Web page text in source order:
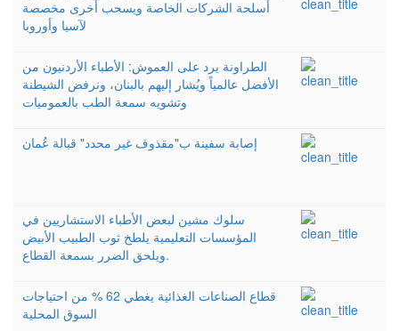
أسلحة الشركات الخاصة ويسحب أخرى مخصصة
لآسيا وأوروبا
الطراونة يرد على العموش: الأطباء الأردنيون من
الأفضل عالمياً ويُشار إليهم بالبنان، ونرفض الشيطنة
وتشويه سمعة الطب بالعموميات
إصابة سفينة ب"مقذوف غير محدد" قبالة عُمان
سلوك مشين لبعض الأطباء الاستشاريين في
المؤسسات التعليمية يلطخ ثوب الطبيب الأبيض
ويلحق الضرر بسمعة القطاع.
قطاع الصناعات الغذائية يغطي 62 % من احتياجات
السوق المحلية